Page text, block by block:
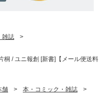
雑誌
>
桐 / ユニ報創 [新書]【メール便送料
舗 > 本・コミック・雑誌
>